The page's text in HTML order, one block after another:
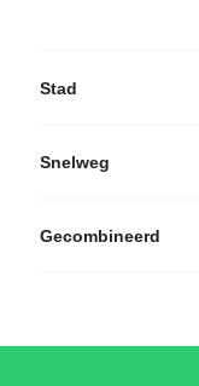
Stad
Snelweg
Gecombineerd